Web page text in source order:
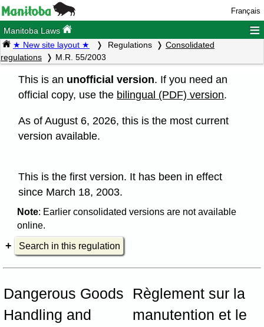
Français
Manitoba Laws ≡
★ New site layout ★ Regulations
Consolidated
regulations
M.R. 55/2003
This is an unofficial version. If you need an
official copy, use the bilingual (PDF) version.
As of August 6, 2026, this is the most current
version available.
This is the first version. It has been in effect
since March 18, 2003.
Note: Earlier consolidated versions are not available
online.
Search in this regulation
Dangerous Goods
Handling and
Règlement sur la
manutention et le